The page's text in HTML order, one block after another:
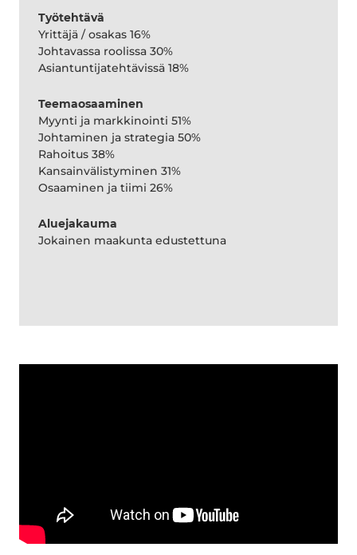
Työtehtävä
Yrittäjä / osakas 16%
Johtavassa roolissa 30%
Asiantuntijatehtävissä 18%
Teemaosaaminen
Myynti ja markkinointi 51%
Johtaminen ja strategia 50%
Rahoitus 38%
Kansainvälistyminen 31%
Osaaminen ja tiimi 26%
Aluejakauma
Jokainen maakunta edustettuna